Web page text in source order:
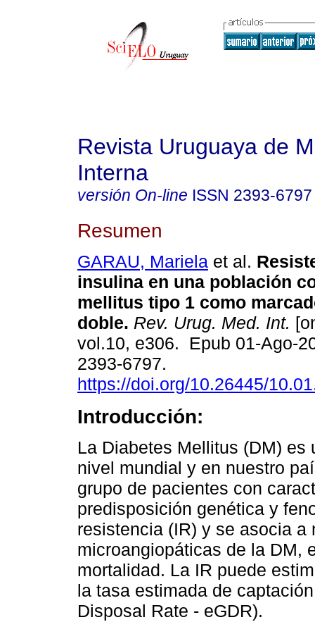
Revista Uruguaya de
Interna
versión On-line ISSN 2393-6797
Resumen
GARAU, Mariela et al.
insulina en una población
mellitus tipo 1 como
doble. Rev. Urug. Med. Int.
vol.10, e306. Epub 01-Ago-
2393-6797.
https://doi.org/10.26445/
Introducción:
La Diabetes Mellitus (DM)
nivel mundial y en nuestro
grupo de pacientes con
predisposición genética y
resistencia (IR) y se asocia
microangiopáticas de la DM,
mortalidad. La IR puede
la tasa estimada de
Disposal Rate - eGDR).